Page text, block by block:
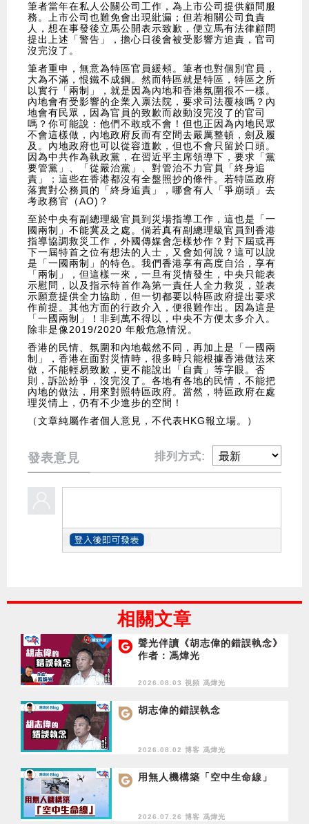
筆者當年在私人公關公司工作，為上市公司提供顧問服
務。上市公司也難免會出現紕漏；但若相關公司負責
人，想在事發後立馬公開表示致歉，便立馬有法律顧問
提出上述「警告」，擔心日後會被受影響方追責，官司
沒完沒了。
筆者重申，無意為特區官員緩頰。筆者也對個別官員，
大為不滿，恨鐵不成鋼。然而特區就是特區，特區之所
以實行「兩制」，就是因為內地和香港氛圍很不一樣。
內地會有受影響的企業入禀法院，要求司法覆核嗎？內
地會有民眾，因為官員的致歉而啟動沒完沒了的官司
嗎？你可能說：他們不敢或不會！但也正因為內地民眾
不會這樣做，內地政府反而有空間去嚴厲整頓，劍及履
及。內地政府也可以從容道歉，但也不會只留於口頭。
因為中共作為執政黨，在習近平主席領導下，要求「黨
要管黨」、「從嚴治黨」、對管治不力官員「終身追
責」；這些在香港都沒有全盤照抄的條件。若特區政府
落實對公務員的「終身追責」，哪會有人「爭崩頭」去
考政務官（AO)？
至於中央有副總理級官員到災場指導工作，這也是「一
國兩制」不能冀及之處。倘若真有副總理級官員到香港
指導協調救災工作，外國傳媒會怎樣炒作？對下屆或再
下一屆特首之位有想法的人士，又會如何說？這可以說
是「一國兩制」的特色。我們香港享有高度自治，享有
「兩制」，但這樣一來，一旦有災情發生，中央只能表
示慰問，以及指示特首作為第一責任人全力救災，並表
示願意提供全力協助，但一切都要以特區政府提出要求
作前提。其他方面的行政介入，便很難作出。因為這是
「一國兩制」！非到萬不得以，中央不方便太多介入。
除非是像2019/2020 年般危急情況。
香港的民情、氛圍和內地截然不同，再加上是「一國兩
制」，香港在面對災情時，很多時只能根據香港做法來
做，不能輕易致歉，更不能說出「自責」等字眼。否
則，訴訟紛爭，沒完沒了。各地有各地的民情，不能把
內地的做法，用來對照特區政府。當然，特區政府在處
理災情上，仍有不少進步的空間！
（文章純屬作者個人意見，不代表HKG報立場。）
發表意見 排列方式:
相關文章
聲光伴讀《胡志偉的錯誤執念》
作者：馮煒光
2026.08.03 視頻 馮煒光
胡志偉的錯誤執念
2026.08.02 博客 馮煒光
用無人機構築「空中生命線」
2026.07.26 博客 馮煒光